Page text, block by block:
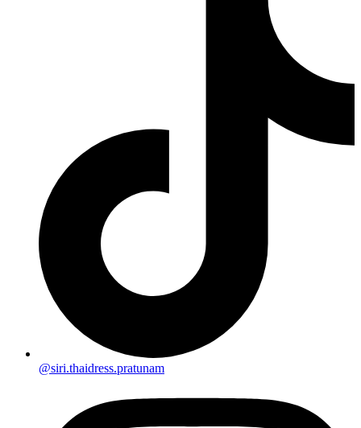
@siri.thaidress.pratunam